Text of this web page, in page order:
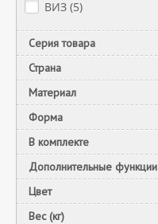
ВИЗ (5)
Серия товара
Страна
Материал
Форма
В комплекте
Дополнительные функции
Цвет
Вес (кг)